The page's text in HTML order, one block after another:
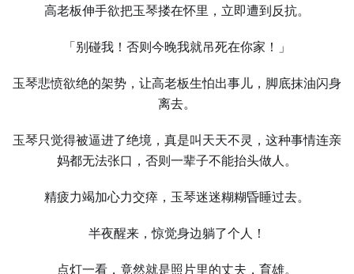
高老板伸手欲把玉琴搂在怀里，立即遭到反抗。
「别碰我！否则今晚我就吊死在你家！」
玉琴悲愤欲绝的架势，让高老板生怕出事儿，脚底抹油闪身
离去。
玉琴只觉得被逼进了绝境，真是叫天天不灵，这种事情连亲
妈都无法张口，否则一辈子不能抬头做人。
精疲力竭加心力交瘁，玉琴迷迷糊糊昏睡过去。
半夜醒来，惊觉身边躺了个人！
点灯一看，竟然就是照片里的丈夫，育雄。